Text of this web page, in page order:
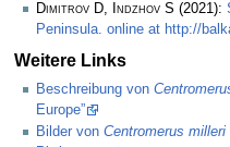
Dimitrov D, Indzhov S (2021):
Peninsula. online at http://
Weitere Links
Beschreibung von
Europe”
Bilder von Centromerus milleri